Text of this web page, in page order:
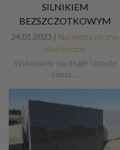
SILNIKIEM
BEZSZCZOTKOWYM
24.01.2023 | Narzędzia ręczne,
elektryczne
Wykonamy nią długie i proste
cięcia,…